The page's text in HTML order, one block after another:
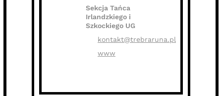
Sekcja Tańca
Irlandzkiego i
Szkockiego UG
kontakt@trebraruna.pl
www